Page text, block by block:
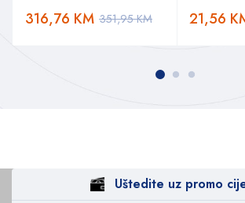
351,95KM
316,76 KM 21,56
Uštedite uz promo